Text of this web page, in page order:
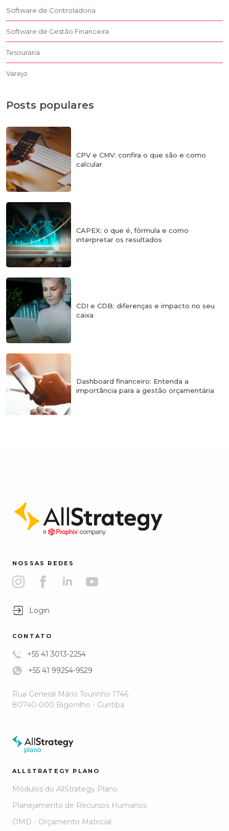
Software de Controladoria
Software de Gestão Financeira
Tesouraria
Varejo
Posts populares
CPV e CMV: confira o que são e como
calcular
CAPEX: o que é, fórmula e como
interpretar os resultados
CDI e CDB: diferenças e impacto no seu
caixa
Dashboard financeiro: Entenda a
importância para a gestão orçamentária
NOSSAS REDES
Login
CONTATO
+55 41 3013-2254
+55 41 99254-9529
Rua General Mário Tourinho 1746
80740-000 Bigorrilho - Curitiba
ALLSTRATEGY PLANO
Módulos do AllStrategy Plano
Planejamento de Recursos Humanos
OMD - Orçamento Matricial